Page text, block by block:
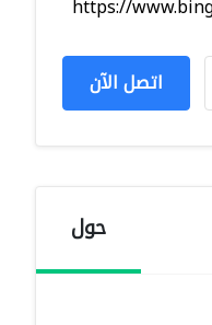
https://
اتصل الآن
حول